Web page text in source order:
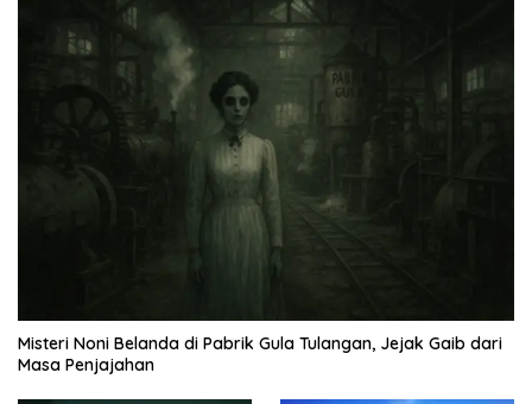
Misteri Noni Belanda di Pabrik Gula Tulangan, Jejak Gaib dari
Masa Penjajahan